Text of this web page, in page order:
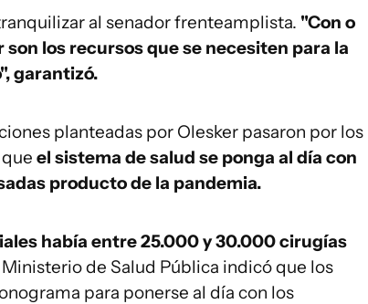
al senador frenteamplista. "Con o
son los recursos que se necesiten para la
garantizó.
planteadas por Olesker pasaron por los
el sistema de salud se ponga al día con
producto de la pandemia.
había entre 25.000 y 30.000 cirugías
de Salud Pública indicó que los
para ponerse al día con los